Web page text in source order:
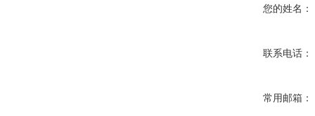
您的姓名：
联系电话：
常用邮箱：